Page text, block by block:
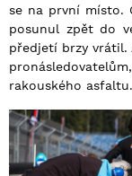
se na první místo.
posunul zpět do
předjetí brzy vrátil.
rakouského asfaltu.